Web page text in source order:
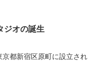
ジオの誕生
京都新宿区原町に設立され